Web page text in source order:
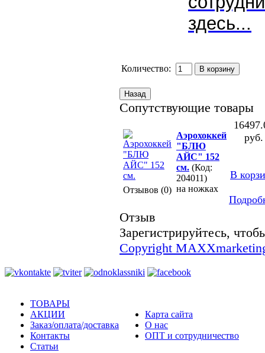
здесь...
Количество:
Сопутствующие товары
Отзывов (0)
Аэрохоккей
"БЛЮ
АЙС" 152
см. (Код:
204011)
на ножках
руб.
В
Отзыв
Зарегистрируйтесь,
Copyright
ТОВАРЫ
АКЦИИ
Заказ/оплата/доставка
Контакты
Статьи
Карта сайта
О нас
ОПТ и сотрудничество